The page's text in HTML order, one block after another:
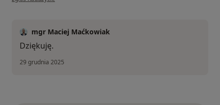
mgr Maciej Maćkowiak
Dziękuję.
29 grudnia 2025